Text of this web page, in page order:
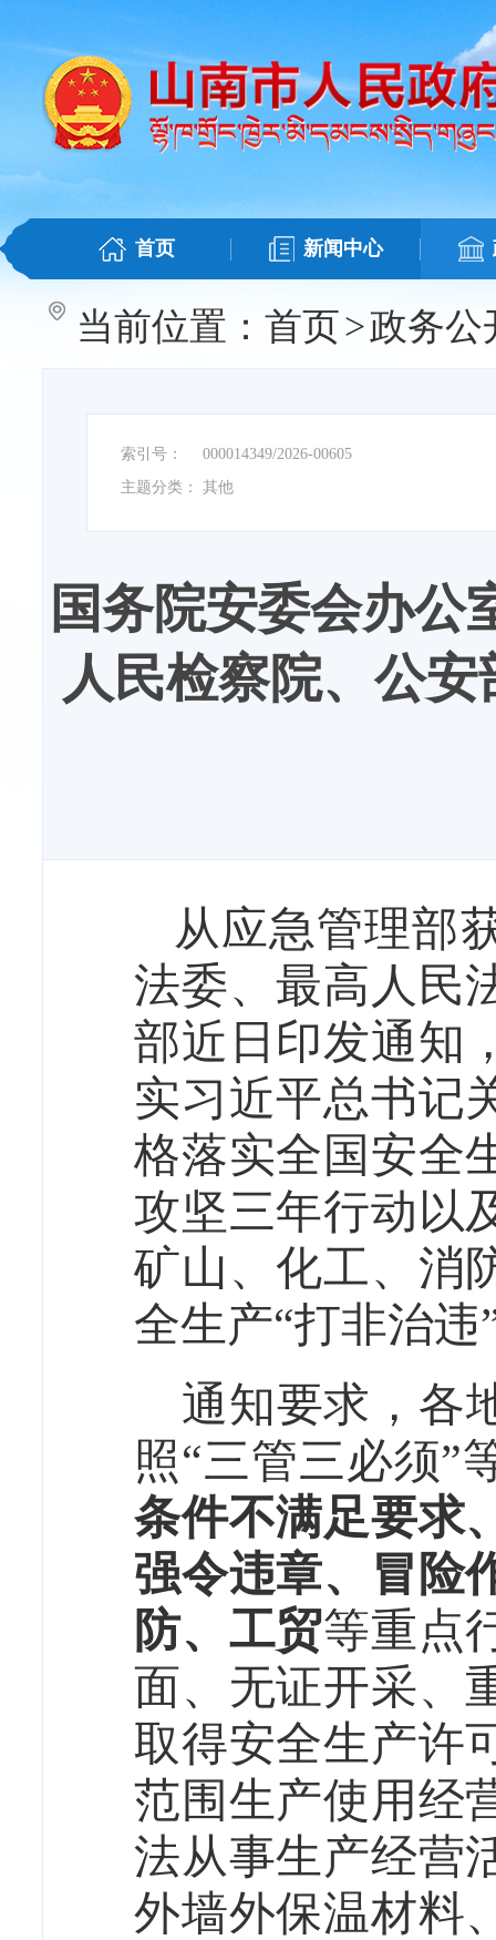
首页 新闻中心
当前位置： 首页>政务公
索引号：
000014349/2026-00605
主题分类：
其他
国务院安委会办公
人民检察院、公
从应急管理部
法委、最高人民
部近日印发通知
实习近平总书记
格落实全国安全
攻坚三年行动以
矿山、化工、消
全生产“打非治违
通知要求，各
照“三管三必须”
条件不满足要求
强令违章、冒险
防、工贸等重点
面、无证开采、
取得安全生产许
范围生产使用经
法从事生产经营
外墙外保温材料